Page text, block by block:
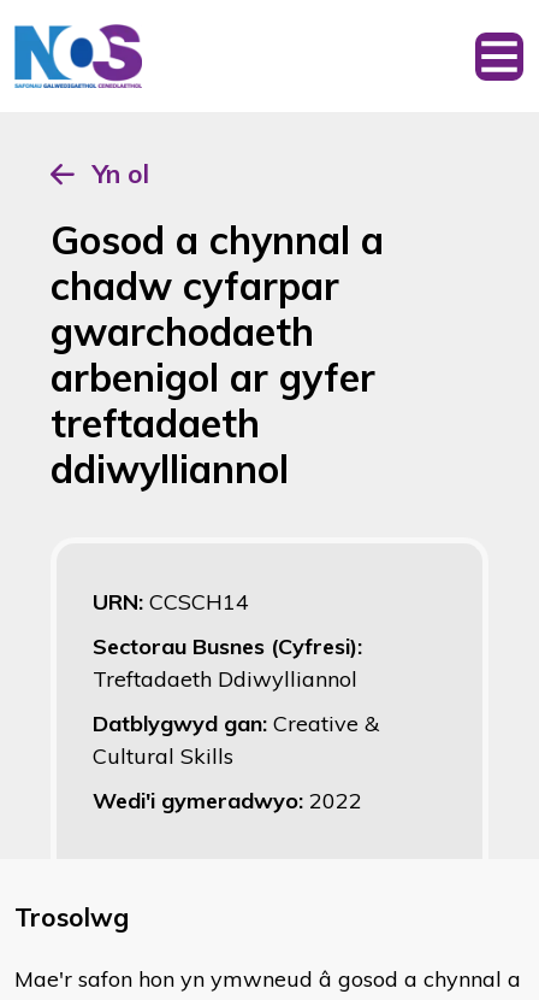
Yn ol
Gosod a chynnal a
chadw cyfarpar
gwarchodaeth
arbenigol ar gyfer
treftadaeth
ddiwylliannol
URN: CCSCH14
Sectorau Busnes (Cyfresi):
Treftadaeth Ddiwylliannol
Datblygwyd gan: Creative &
Cultural Skills
Wedi'i gymeradwyo: 2022
Trosolwg
​Mae'r safon hon yn ymwneud â gosod a chynnal a